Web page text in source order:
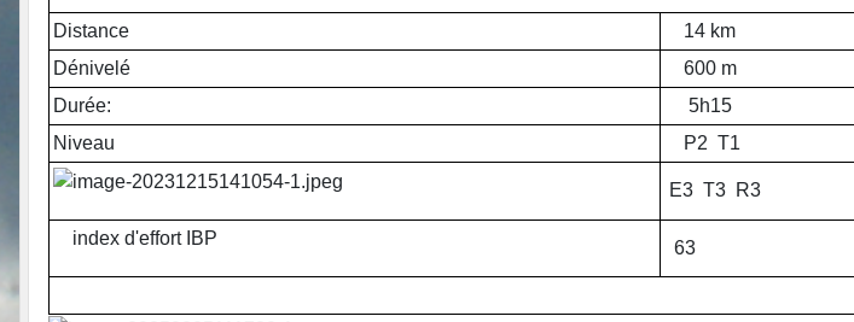
Distance
14 km
Dénivelé
600 m
Durée:
5h15
Niveau
P2 T1
E3 T3 R3
index d'effort IBP 63